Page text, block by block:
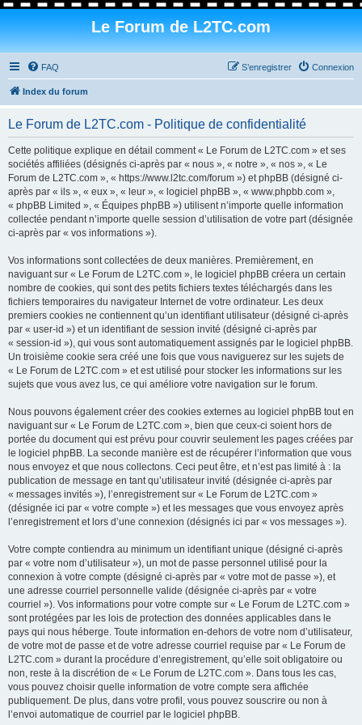
Le Forum de L2TC.com
FAQ Connexion
S’enregistrer
Index du forum
Le Forum de L2TC.com - Politique de confidentialité
Cette politique explique en détail comment « Le Forum de L2TC.com » et ses
sociétés affiliées (désignés ci-après par « nous », « notre », « nos », « Le
Forum de L2TC.com », « https://www.l2tc.com/forum ») et phpBB (désigné ci-
après par « ils », « eux », « leur », « logiciel phpBB », « www.phpbb.com »,
« phpBB Limited », « Équipes phpBB ») utilisent n’importe quelle information
collectée pendant n’importe quelle session d’utilisation de votre part (désignée
ci-après par « vos informations »).
Vos informations sont collectées de deux manières. Premièrement, en
naviguant sur « Le Forum de L2TC.com », le logiciel phpBB créera un certain
nombre de cookies, qui sont des petits fichiers textes téléchargés dans les
fichiers temporaires du navigateur Internet de votre ordinateur. Les deux
premiers cookies ne contiennent qu’un identifiant utilisateur (désigné ci-après
par « user-id ») et un identifiant de session invité (désigné ci-après par
« session-id »), qui vous sont automatiquement assignés par le logiciel phpBB.
Un troisième cookie sera créé une fois que vous naviguerez sur les sujets de
« Le Forum de L2TC.com » et est utilisé pour stocker les informations sur les
sujets que vous avez lus, ce qui améliore votre navigation sur le forum.
Nous pouvons également créer des cookies externes au logiciel phpBB tout en
naviguant sur « Le Forum de L2TC.com », bien que ceux-ci soient hors de
portée du document qui est prévu pour couvrir seulement les pages créées par
le logiciel phpBB. La seconde manière est de récupérer l’information que vous
nous envoyez et que nous collectons. Ceci peut être, et n’est pas limité à : la
publication de message en tant qu’utilisateur invité (désignée ci-après par
« messages invités »), l’enregistrement sur « Le Forum de L2TC.com »
(désignée ici par « votre compte ») et les messages que vous envoyez après
l’enregistrement et lors d’une connexion (désignés ici par « vos messages »).
Votre compte contiendra au minimum un identifiant unique (désigné ci-après
par « votre nom d’utilisateur »), un mot de passe personnel utilisé pour la
connexion à votre compte (désigné ci-après par « votre mot de passe »), et
une adresse courriel personnelle valide (désignée ci-après par « votre
courriel »). Vos informations pour votre compte sur « Le Forum de L2TC.com »
sont protégées par les lois de protection des données applicables dans le
pays qui nous héberge. Toute information en-dehors de votre nom d’utilisateur,
de votre mot de passe et de votre adresse courriel requise par « Le Forum de
L2TC.com » durant la procédure d’enregistrement, qu’elle soit obligatoire ou
non, reste à la discrétion de « Le Forum de L2TC.com ». Dans tous les cas,
vous pouvez choisir quelle information de votre compte sera affichée
publiquement. De plus, dans votre profil, vous pouvez souscrire ou non à
l’envoi automatique de courriel par le logiciel phpBB.